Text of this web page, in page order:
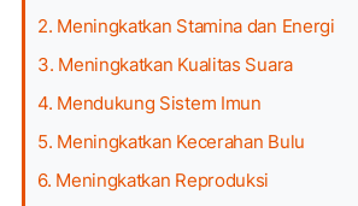
2. Meningkatkan Stamina dan Energi
3. Meningkatkan Kualitas Suara
4. Mendukung Sistem Imun
5. Meningkatkan Kecerahan Bulu
6. Meningkatkan Reproduksi